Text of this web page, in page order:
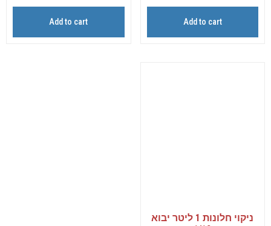
Add to cart
Add to cart
ניקוי חלונות 1 ליטר יבוא